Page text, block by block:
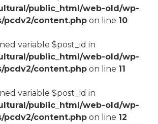
public_html/web-old/wp-
pcdv2/content.php on line 10
variable $post_id in
public_html/web-old/wp-
pcdv2/content.php on line 11
variable $post_id in
public_html/web-old/wp-
pcdv2/content.php on line 12